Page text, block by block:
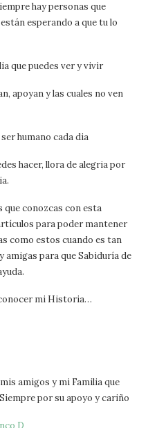
hay personas que
esperando a que tu lo
que puedes ver y vivir
apoyan y las cuales no ven
humano cada dia
hacer, llora de alegria por
que conozcas con esta
para poder mantener
como estos cuando es tan
para que Sabiduría de
mi Historia…
amigos y mi Familia que
por su apoyo y cariño
D